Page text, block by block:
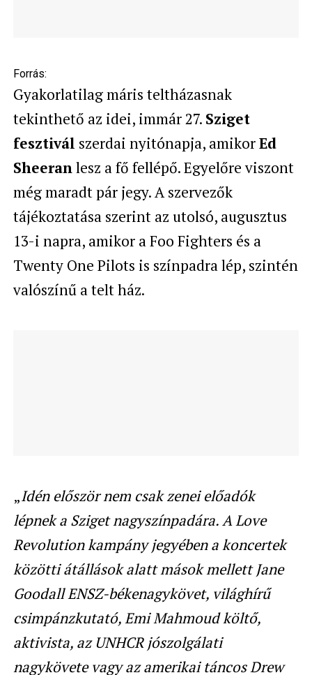
Forrás:
Gyakorlatilag máris teltházasnak
tekinthető az idei, immár 27. Sziget
fesztivál szerdai nyitónapja, amikorEd
Sheeranlesz a fő fellépő. Egyelőre viszont
még maradt pár jegy. A szervezők
tájékoztatása szerint az utolsó, augusztus
13-i napra, amikor a Foo Fighters és a
Twenty One Pilots is színpadra lép, szintén
valószínű a telt ház.
„Idén először nem csak zenei előadók
lépnek a Sziget nagyszínpadára. A Love
Revolution kampány jegyében a koncertek
közötti átállások alatt mások mellett Jane
Goodall ENSZ-békenagykövet, világhírű
csimpánzkutató, Emi Mahmoud költő,
aktivista, az UNHCR jószolgálati
nagykövete vagy az amerikai táncos Drew